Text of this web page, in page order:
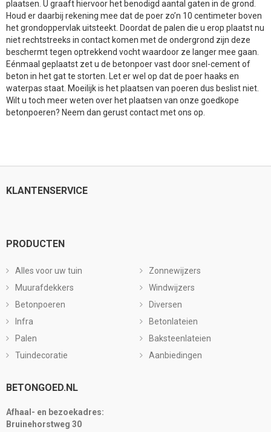
plaatsen. U graaft hiervoor het benodigd aantal gaten in de grond.
Houd er daarbij rekening mee dat de poer zo’n 10 centimeter boven
het grondoppervlak uitsteekt. Doordat de palen die u erop plaatst nu
niet rechtstreeks in contact komen met de ondergrond zijn deze
beschermt tegen optrekkend vocht waardoor ze langer mee gaan.
Eénmaal geplaatst zet u de betonpoer vast door snel-cement of
beton in het gat te storten. Let er wel op dat de poer haaks en
waterpas staat. Moeilijk is het plaatsen van poeren dus beslist niet.
Wilt u toch meer weten over het plaatsen van onze goedkope
betonpoeren? Neem dan gerust contact met ons op.
KLANTENSERVICE
PRODUCTEN
Alles voor uw tuin
Muurafdekkers
Betonpoeren
Infra
Palen
Tuindecoratie
Zonnewijzers
Windwijzers
Diversen
Betonlateien
Baksteenlateien
Aanbiedingen
BETONGOED.NL
Afhaal- en bezoekadres:
Bruinehorstweg 30